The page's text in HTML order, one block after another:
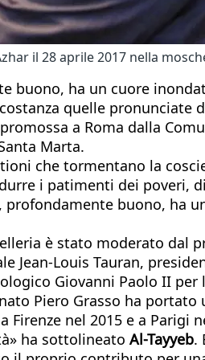
il 28 aprile 2017 nella
ha un cuore
quelle pronunciate
promossa a Roma dalla
Marta.
che tormentano la
i patimenti dei
buono, ha
è stato moderato dal
Jean-Louis Tauran,
Giovanni Paolo II
Piero Grasso ha
nel 2015 e a Parigi
ha sottolineato Al-Tayyeb.